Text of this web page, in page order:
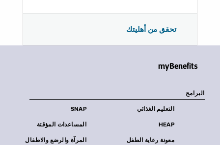
تحقق من أهليتك
myBenefits
البرامج
SNAP التعليم الغذائي
المساعدات المؤقتة HEAP
المرآة والرضع والاطفال
معونة رعاية الطفل